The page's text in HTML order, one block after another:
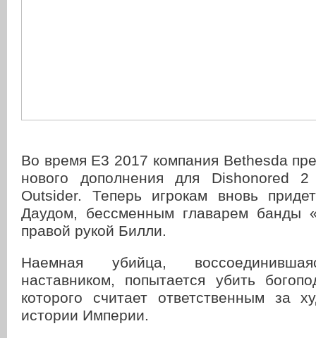
Во время E3 2017 компания Bethesda
нового дополнения для
Outsider. Теперь игрокам вновь
Даудом, бессменным главарем банды
правой рукой Билли.
Наемная убийца,
наставником, попытается убить
которого считает ответственным за
истории Империи.